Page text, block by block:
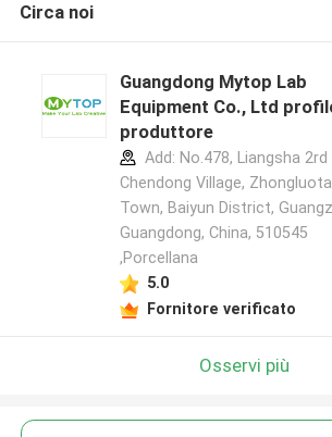
Circa noi
Guangdong Mytop Lab
Equipment Co., Ltd
produttore
Add: No.478, Liangsha 2rd
Chendong Village,
Town, Baiyun District,
Guangdong, China, 510545
,Porcellana
5.0
Fornitore verificato
Osservi più